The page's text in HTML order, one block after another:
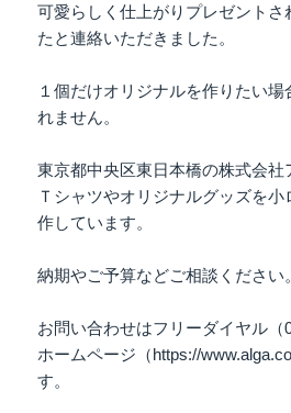
可愛らしく仕上がりプレゼントさ
たと連絡いただきました。
１個だけオリジナルを作りたい
れません。
東京都中央区東日本橋の株式会
Ｔシャツやオリジナルグッズを小
作しています。
納期やご予算などご相談ください。
お問い合わせはフリーダイヤル（
ホームページ（https://
す。